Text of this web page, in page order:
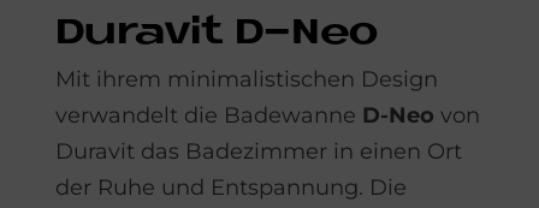
Du­ra­vit D-Neo
Mit ihrem minimalistischen Design
verwandelt die Badewanne D-Neo von
Duravit das Badezimmer in einen Ort
der Ruhe und Entspannung. Die